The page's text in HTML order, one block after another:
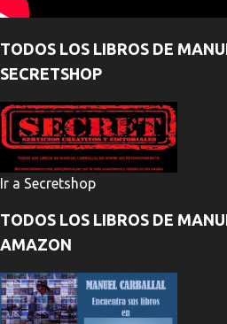
TODOS LOS LIBROS DE
SECRETSHOP
Ir a Secretshop
TODOS LOS LIBROS DE
AMAZON